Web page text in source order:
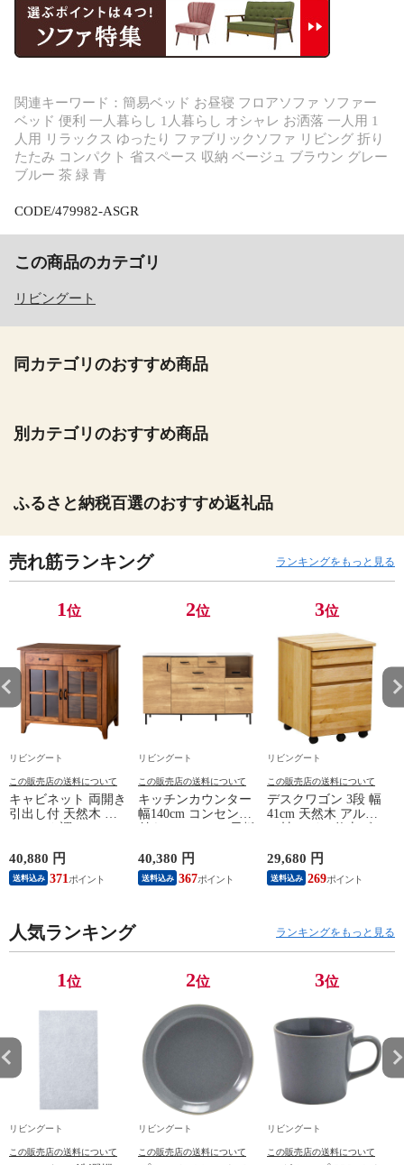
関連キーワード：簡易ベッド お昼寝 フロアソファ ソファー
ベッド 便利 一人暮らし 1人暮らし オシャレ お洒落 一人用 1
人用 リラックス ゆったり ファブリックソファ リビング 折り
たたみ コンパクト 省スペース 収納 ベージュ ブラウン グレー
ブルー 茶 緑 青
CODE/479982-ASGR
この商品のカテゴリ
リビングート
同カテゴリのおすすめ商品
別カテゴリのおすすめ商品
ふるさと納税百選のおすすめ返礼品
売れ筋ランキング ランキングをもっと見る
1位
リビングート
この販売店の送料について
キャビネット 両開き
引出し付 天然木 エ
収納 食器棚 収納 キ
ッチン 飾り棚 完成
品 キッチンキャビネ
れ ）
40,880 円
送料込み 371
2位
リビングート
この販売店の送料について
キッチンカウンター
幅140cm コンセント
ー 作業台 家電ラッ
ク 収納 可動棚 お掃
除ロボット対応 食器
40,380 円
送料込み 367
3位
リビングート
この販売店の送料について
デスクワゴン 3段 幅
41cm 天然木 アルダ
ワゴン 袖机 収納 キ
ャスター付き ワゴン
脇机 シンプル デス
し 小物収納 木製 木
29,680 円
送料込み 269
人気ランキング ランキングをもっと見る
1位
リビングート
この販売店の送料について
2位
リビングート
この販売店の送料について
3位
リビングート
この販売店の送料について